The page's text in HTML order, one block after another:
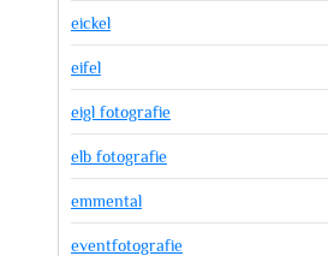
eickel
eifel
eigl fotografie
elb fotografie
emmental
eventfotografie